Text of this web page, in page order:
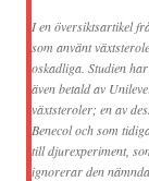
I en översiktsartikel
som använt
oskadliga. Studien
även betald av
växtsteroler; en av
Benecol och som
till djurexperiment,
ignorerar den